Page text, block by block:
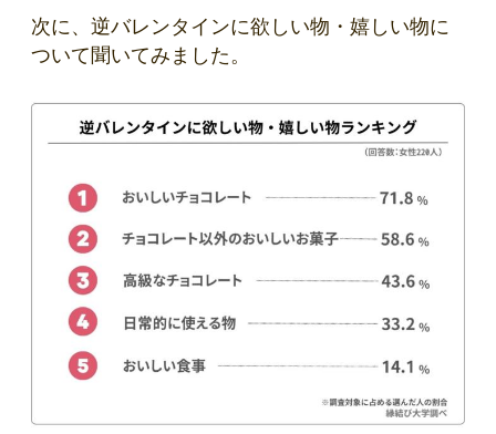
次に、逆バレンタインに欲しい物・嬉しい物に
ついて聞いてみました。